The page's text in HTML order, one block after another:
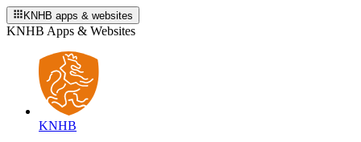
KNHB apps & websites
KNHB Apps & Websites
KNHB